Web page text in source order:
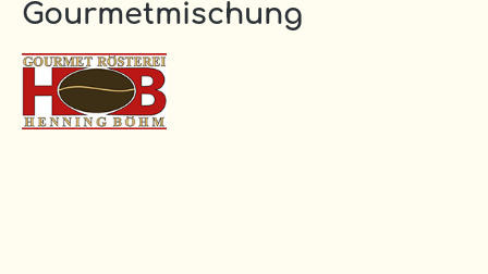
Gourmetmischung